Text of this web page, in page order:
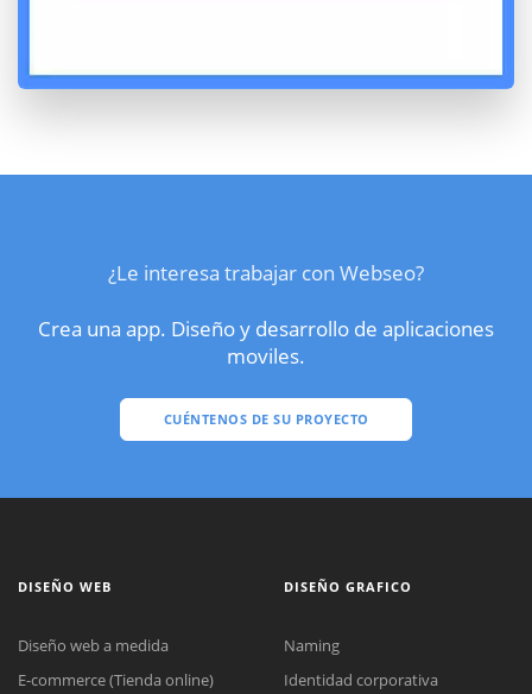
¿Le interesa trabajar con Webseo?
Crea una app. Diseño y desarrollo de aplicaciones
moviles.
CUÉNTENOS DE SU PROYECTO
DISEÑO WEB
Diseño web a medida
E-commerce (Tienda online)
DISEÑO GRAFICO
Naming
Identidad corporativa